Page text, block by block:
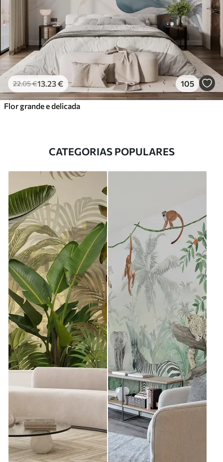
22.05€13 .23€ 105
Flor grande e delicada
CATEGORIAS POPULARES